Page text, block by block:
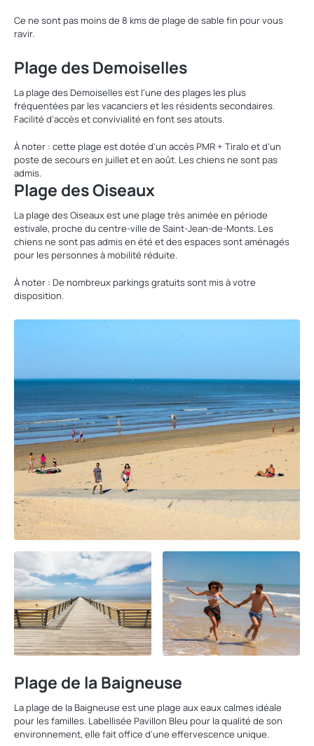
Ce ne sont pas moins de 8 kms de plage de sable fin pour vous
ravir.
Plage des Demoiselles
La plage des Demoiselles est l'une des plages les plus
fréquentées par les vacanciers et les résidents secondaires.
Facilité d'accès et convivialité en font ses atouts.
À noter : cette plage est dotée d'un accès PMR + Tiralo et d'un
poste de secours en juillet et en août. Les chiens ne sont pas
admis.
Plage des Oiseaux
La plage des Oiseaux est une plage très animée en période
estivale, proche du centre-ville de Saint-Jean-de-Monts. Les
chiens ne sont pas admis en été et des espaces sont aménagés
pour les personnes à mobilité réduite.
À noter : De nombreux parkings gratuits sont mis à votre
disposition.
Plage de la Baigneuse
La plage de la Baigneuse est une plage aux eaux calmes idéale
pour les familles. Labellisée Pavillon Bleu pour la qualité de son
environnement, elle fait office d'une effervescence unique.